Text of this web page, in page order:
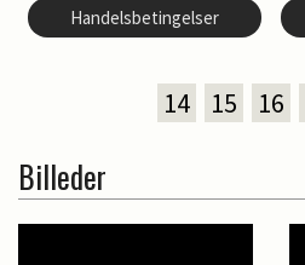
Handelsbetingelser
14 15 16
Billeder